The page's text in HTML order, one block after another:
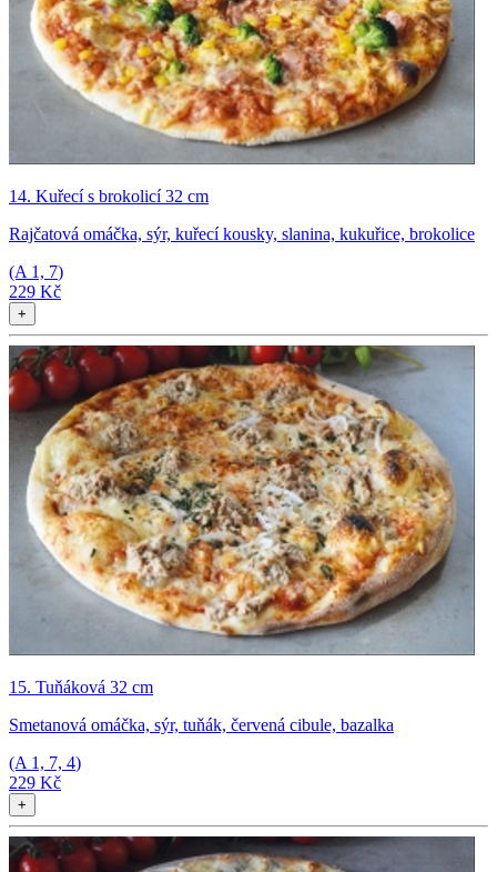
14. Kuřecí s brokolicí 32 cm
Rajčatová omáčka, sýr, kuřecí kousky, slanina, kukuřice, brokolice
(A 1, 7)
229 Kč
+
15. Tuňáková 32 cm
Smetanová omáčka, sýr, tuňák, červená cibule, bazalka
(A 1, 7, 4)
229 Kč
+